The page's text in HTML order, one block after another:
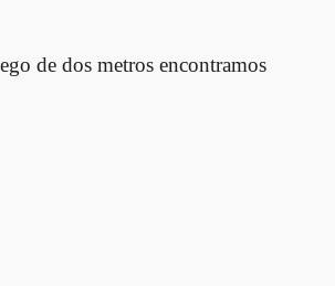
de dos metros encontramos